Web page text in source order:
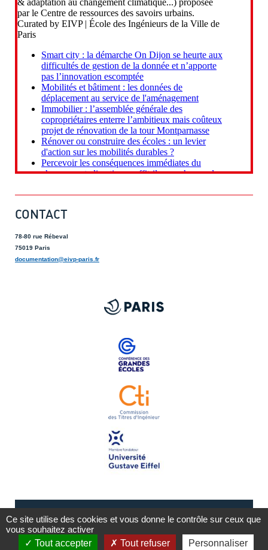
CONTACT
78-80 rue Rébeval
75019 Paris
documentation@eivp-paris.fr
Mentions légales Plan du site
Ce site utilise des cookies et vous donne le contrôle sur ceux que
vous souhaitez activer
Tout accepter
Tout refuser Personnaliser